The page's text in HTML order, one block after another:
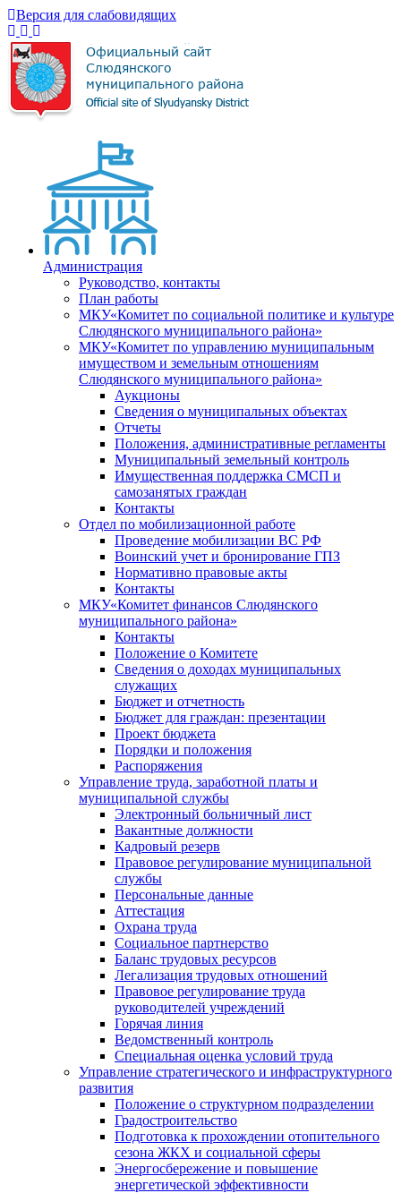
Версия для слабовидящих
Администрация
Руководство, контакты
План работы
МКУ«Комитет по социальной политике и культуре
Слюдянского муниципального района»
МКУ«Комитет по управлению муниципальным
имуществом и земельным отношениям
Слюдянского муниципального района»
Аукционы
Сведения о муниципальных объектах
Отчеты
Положения, административные регламенты
Муниципальный земельный контроль
Имущественная поддержка СМСП и
самозанятых граждан
Контакты
Отдел по мобилизационной работе
Проведение мобилизации ВС РФ
Воинский учет и бронирование ГПЗ
Нормативно правовые акты
Контакты
МКУ«Комитет финансов Слюдянского
муниципального района»
Контакты
Положение о Комитете
Сведения о доходах муниципальных
служащих
Бюджет и отчетность
Бюджет для граждан: презентации
Проект бюджета
Порядки и положения
Распоряжения
Управление труда, заработной платы и
муниципальной службы
Электронный больничный лист
Вакантные должности
Кадровый резерв
Правовое регулирование муниципальной
службы
Персональные данные
Аттестация
Охрана труда
Социальное партнерство
Баланс трудовых ресурсов
Легализация трудовых отношений
Правовое регулирование труда
руководителей учреждений
Горячая линия
Ведомственный контроль
Специальная оценка условий труда
Управление стратегического и инфраструктурного
развития
Положение о структурном подразделении
Градостроительство
Подготовка к прохождении отопительного
сезона ЖКХ и социальной сферы
Энергосбережение и повышение
энергетической эффективности